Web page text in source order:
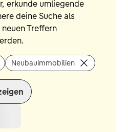
erkunde umliegende
deine Suche als
Treffern
Neubauimmobilien